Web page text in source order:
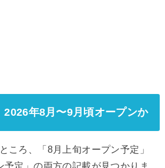
2026年8月〜9月頃オープンか
ころ、「8月上旬オープン予定」
予定」の両方の記載が見つかりま